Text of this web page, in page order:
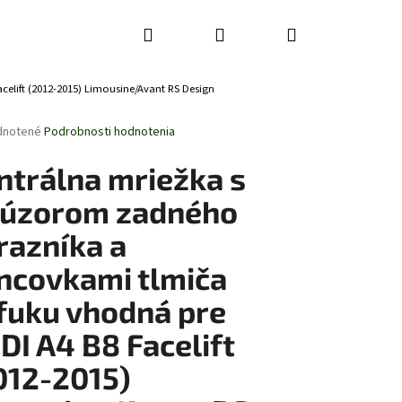
Hľadať PrihlásenieNákupný
(2012-2015) Limousine/Avant RS Design
Podrobnosti hodnotenia
mriežka s
zadného
a
tlmiča
vhodná pre
A4 B8 Facelift
2015)